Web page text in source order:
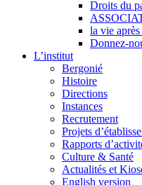
Droits du
la vie
Donnez-
L’institut
Bergonié
Histoire
Directions
Instances
Recrutement
Projets
Rapports
Culture & Santé
Actualités et
English version